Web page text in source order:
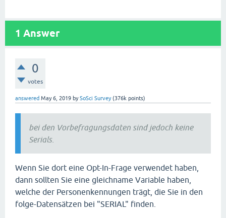
1 Answer
0
votes
answered May 6, 2019 bySoSci Survey (376k points)
bei den Vorbefragungsdaten sind jedoch keine
Serials.
Wenn Sie dort eine Opt-In-Frage verwendet haben,
dann sollten Sie eine gleichname Variable haben,
welche der Personenkennungen trägt, die Sie in den
folge-Datensätzen bei "SERIAL" finden.